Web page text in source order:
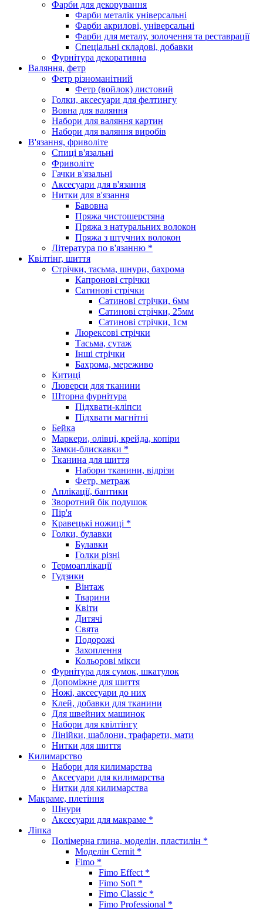
Фарби для декорування
Фарби металік універсальні
Фарби акрилові, універсальні
Фарби для металу, золочення та реставрації
Спеціальні складові, добавки
Фурнітура декоративна
Валяння, фетр
Фетр різноманітний
Фетр (войлок) листовий
Голки, аксесуари для фелтингу
Вовна для валяння
Набори для валяння картин
Набори для валяння виробів
В'язання, фриволіте
Спиці в'язальні
Фриволіте
Гачки в'язальні
Аксесуари для в'язання
Нитки для в'язання
Бавовна
Пряжа чистошерстяна
Пряжа з натуральних волокон
Пряжа з штучних волокон
Література по в'язанню *
Квілтінг, шиття
Стрічки, тасьма, шнури, бахрома
Капронові стрічки
Сатинові стрічки
Сатинові стрічки, 6мм
Сатинові стрічки, 25мм
Сатинові стрічки, 1см
Люрексові стрічки
Тасьма, сутаж
Інші стрічки
Бахрома, мереживо
Китиці
Люверси для тканини
Шторна фурнітура
Підхвати-кліпси
Підхвати магнітні
Бейка
Маркери, олівці, крейда, копіри
Замки-блискавки *
Тканина для шиття
Набори тканини, відрізи
Фетр, метраж
Аплікації, бантики
Зворотний бік подушок
Пір'я
Кравецькі ножиці *
Голки, булавки
Булавки
Голки різні
Термоаплікації
Гудзики
Вінтаж
Тварини
Квіти
Дитячі
Свята
Подорожі
Захоплення
Кольорові мікси
Фурнітура для сумок, шкатулок
Допоміжне для шиття
Ножі, аксесуари до них
Клей, добавки для тканини
Для швейних машинок
Набори для квілтінгу
Лінійки, шаблони, трафарети, мати
Нитки для шиття
Килимарство
Набори для килимарства
Аксесуари для килимарства
Нитки для килимарства
Макраме, плетіння
Шнури
Аксесуари для макраме *
Ліпка
Полімерна глина, моделін, пластилін *
Моделін Cernit *
Fimo *
Fimo Effect *
Fimo Soft *
Fimo Classic *
Fimo Professional *